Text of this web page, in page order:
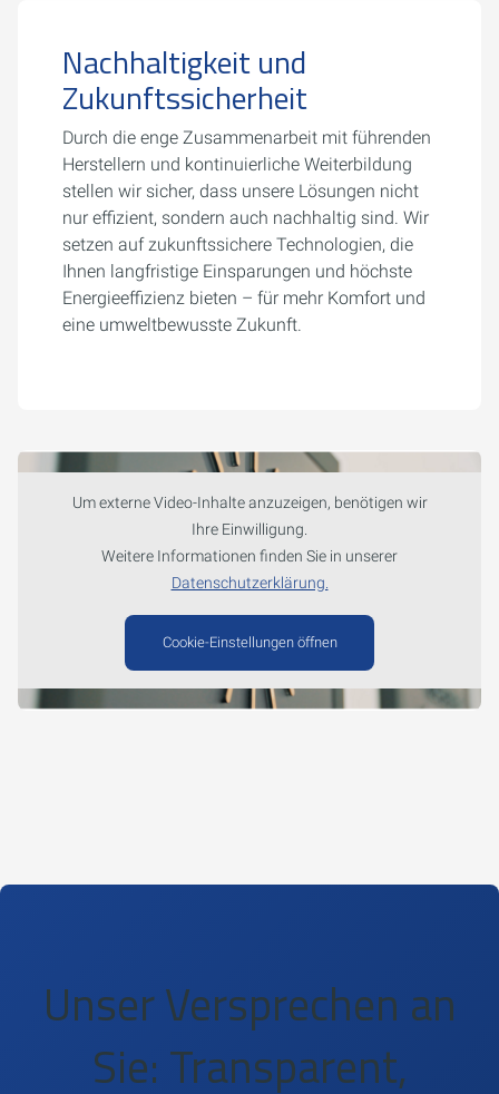
Nachhaltigkeit und
Zukunftssicherheit
Durch die enge Zusammenarbeit mit führenden
Herstellern und kontinuierliche Weiterbildung
stellen wir sicher, dass unsere Lösungen nicht
nur effizient, sondern auch nachhaltig sind. Wir
setzen auf zukunftssichere Technologien, die
Ihnen langfristige Einsparungen und höchste
Energieeffizienz bieten – für mehr Komfort und
eine umweltbewusste Zukunft.
Um externe Video-Inhalte anzuzeigen, benötigen wir
Ihre Einwilligung.
Weitere Informationen finden Sie in unserer
Datenschutzerklärung.
Cookie-Einstellungen öffnen
Unser Versprechen an
Sie: Transparent,